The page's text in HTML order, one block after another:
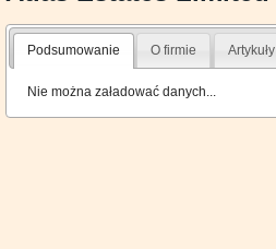
Podsumowanie O firmie Artykuły
Nie można załadować danych...